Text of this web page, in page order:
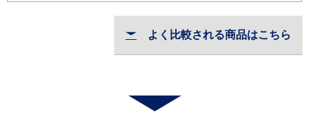
よく比較される商品はこちら